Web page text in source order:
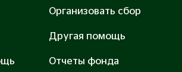
сбор: 40000 руб.
Помочь
Организовать сбор
Другая помощь
Отчеты фонда